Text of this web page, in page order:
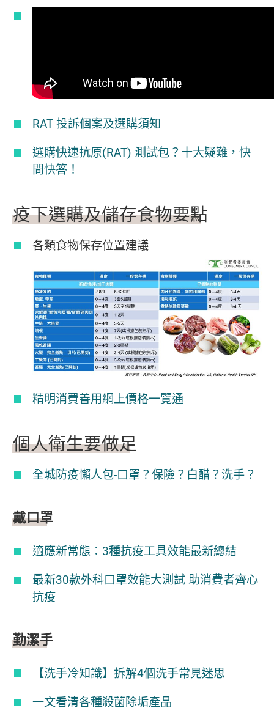
RAT 投訴個案及選購須知
選購快速抗原(RAT) 測試包？十大疑難，快
問快答！
疫下選購及儲存食物要點
各類食物保存位置建議
精明消費善用網上價格一覽通
個人衛生要做足
全城防疫懶人包-口罩？保險？白醋？洗手？
戴口罩
適應新常態：3種抗疫工具效能最新總結
最新30款外科口罩效能大測試 助消費者齊心
抗疫
勤潔手
【洗手冷知識】拆解4個洗手常見迷思
一文看清各種殺菌除垢產品